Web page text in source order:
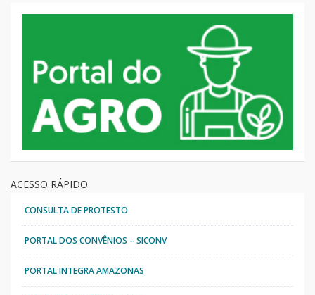
ACESSO RÁPIDO
CONSULTA DE PROTESTO
PORTAL DOS CONVÊNIOS – SICONV
PORTAL INTEGRA AMAZONAS